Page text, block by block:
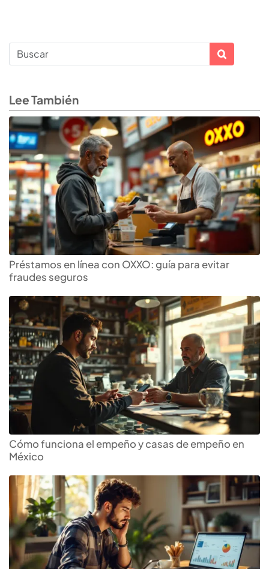
Lee También
Préstamos en línea con OXXO: guía para evitar
fraudes seguros
Cómo funciona el empeño y casas de empeño en
México